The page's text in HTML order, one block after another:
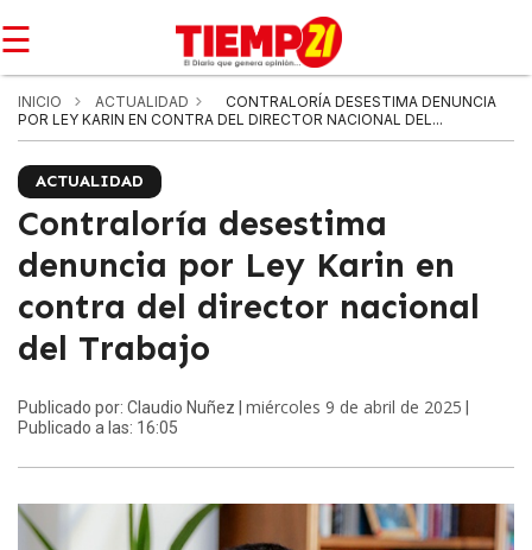
☰
INICIO ACTUALIDAD
CONTRALORÍA DESESTIMA DENUNCIA
POR LEY KARIN EN CONTRA DEL DIRECTOR NACIONAL DEL...
ACTUALIDAD
Contraloría desestima
denuncia por Ley Karin en
contra del director nacional
del Trabajo
Publicado por: Claudio Nuñez | miércoles 9 de abril de 2025
Publicado a las: 16:05